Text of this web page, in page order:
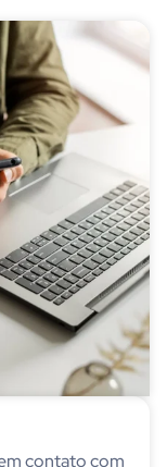
contato com